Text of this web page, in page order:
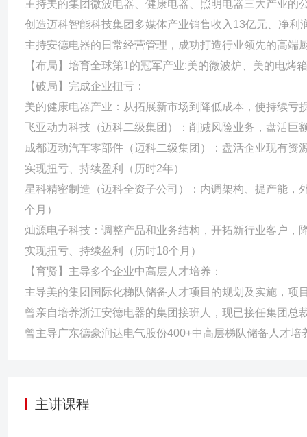
主持美的集团微波电器、健康电器、照明电器三大产业的
创造迈科智能科技集团多媒体产业销售收入13亿元、净利
主持安德电器的日常经营管理，成功打造行业领先的高端
【布局】培育全球第1的冠军产业:美的微波炉、美的电烤
【破局】完成企业扭亏：
美的健康电器产业：从拓展新市场到降低成本，使持续亏
飞亚动力科技（迈科二级集团）：削减风险业务，盘活
成都迈动汽车零部件（迈科二级集团）：盘活企业现有
实现扭亏、持续盈利（历时2年）
星科精密制造（迈科全资子公司）：内调架构、提产能
个月）
灿源电子科技：调整产品和业务结构，开拓新行业客户
实现扭亏、持续盈利（历时18个月）
【育贤】主导多个企业中高层人才培养：
主导美的集团国际化梯队储备人才项目的规划及实施，项
曾亲自培养浙江安德电器的集团接班人，现已接任集团总
曾主导广东德豪润达电气股份400+中高层梯队储备人才
主讲课程